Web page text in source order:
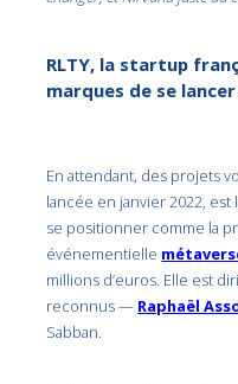
RLTY, la startup
marques de se
En attendant, des projets
lancée en janvier 2022, est
se positionner comme la
événementielle
millions d’euros. Elle est
reconnus — Raphaël
Sabban.